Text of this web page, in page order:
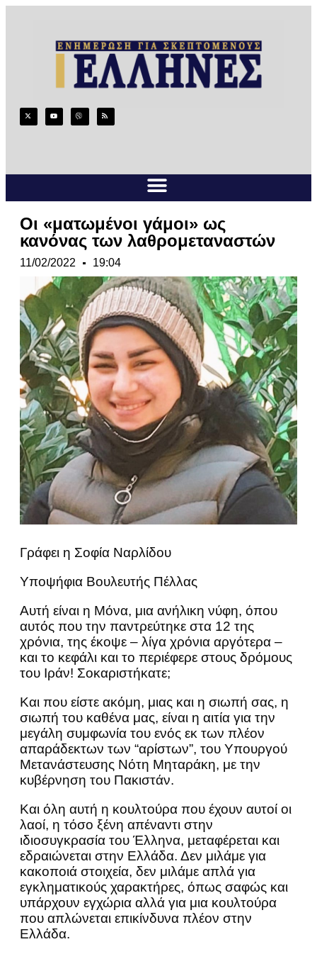
Οι «ματωμένοι γάμοι» ως
κανόνας των λαθρομεταναστών
11/02/2022 19:04
Γράφει η Σοφία Ναρλίδου
Υποψήφια Βουλευτής Πέλλας
Αυτή είναι η Μόνα, μια ανήλικη νύφη, όπου
αυτός που την παντρεύτηκε στα 12 της
χρόνια, της έκοψε – λίγα χρόνια αργότερα –
και το κεφάλι και το περιέφερε στους δρόμους
του Ιράν! Σοκαριστήκατε;
Και που είστε ακόμη, μιας και η σιωπή σας, η
σιωπή του καθένα μας, είναι η αιτία για την
μεγάλη συμφωνία του ενός εκ των πλέον
απαράδεκτων των “αρίστων”, του Υπουργού
Μετανάστευσης Νότη Μηταράκη, με την
κυβέρνηση του Πακιστάν.
Και όλη αυτή η κουλτούρα που έχουν αυτοί οι
λαοί, η τόσο ξένη απέναντι στην
ιδιοσυγκρασία του Έλληνα, μεταφέρεται και
εδραιώνεται στην Ελλάδα. Δεν μιλάμε για
κακοποιά στοιχεία, δεν μιλάμε απλά για
εγκληματικούς χαρακτήρες, όπως σαφώς και
υπάρχουν εγχώρια αλλά για μια κουλτούρα
που απλώνεται επικίνδυνα πλέον στην
Ελλάδα.